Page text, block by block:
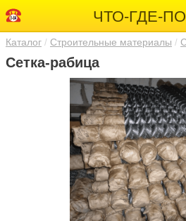
ЧТО-ГДЕ-
Каталог Строительные материалы
Сетка-рабица